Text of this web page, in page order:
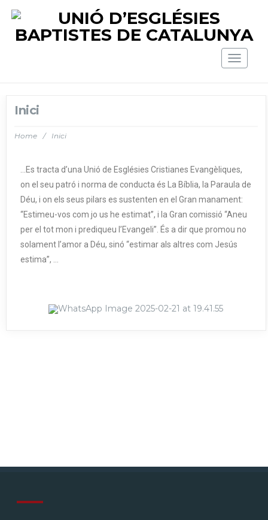
Toggle
Inici
Home / Inici
…Es tracta d’una Unió de Esglésies Cristianes Evangèliques,
on el seu patró i norma de conducta és La Bíblia, la Paraula de
Déu, i on els seus pilars es sustenten en el Gran manament:
“Estimeu-vos com jo us he estimat”, i la Gran comissió “Aneu
per el tot mon i prediqueu l’Evangeli”. És a dir que promou no
solament l’amor a Déu, sinó “estimar als altres com Jesús
estima”, …